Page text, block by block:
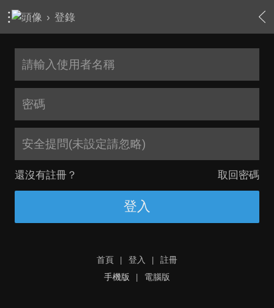
› 登錄
安全提問(未設定請忽略)
還沒有註冊？ 取回密碼
登入
首頁 | 登入 |
註冊
手機版
| 電腦版